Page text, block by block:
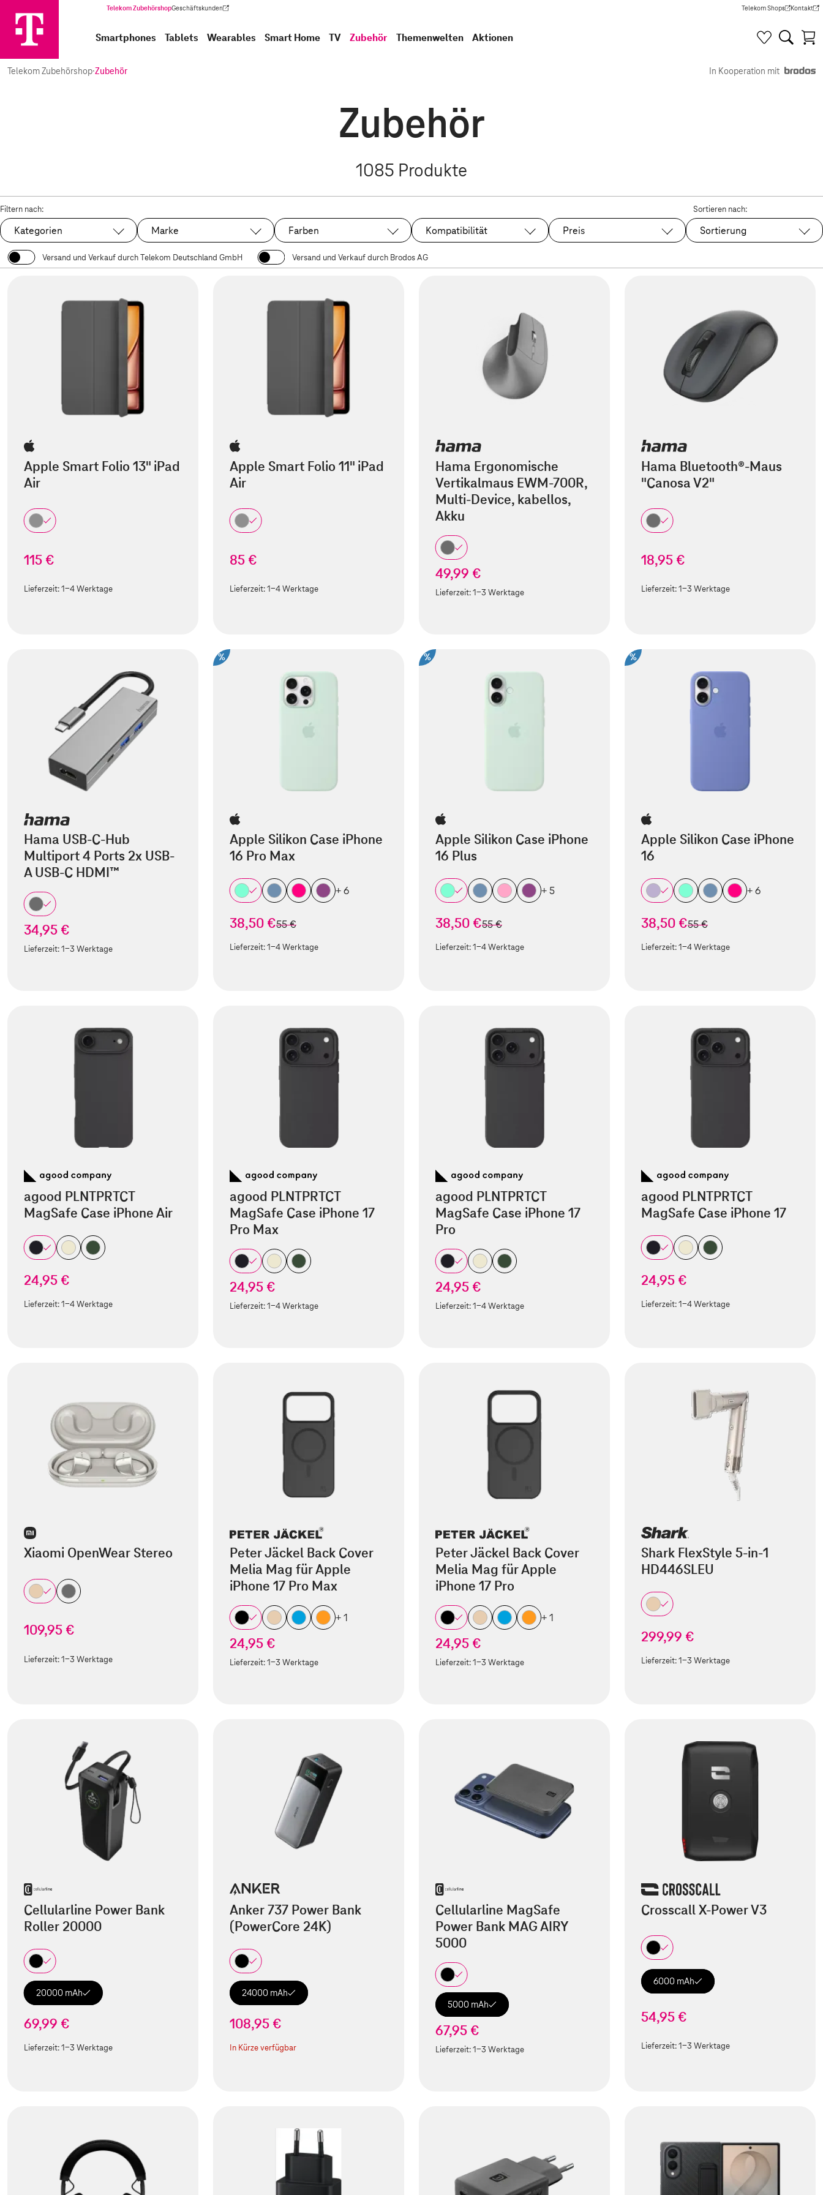
Telekom ZubehörshopGeschäftskunden
(Wird in einem neuen Tab geöffnet) Telekom Shops
(Wird in einem neuen Tab
Kontakt
(Wird in
Smartphones Tablets Wearables Smart Home TV Zubehör Themenwelten Aktionen
Telekom Zubehörshop·Zubehör In Kooperation mit
Zubehör
1085 Produkte
Filtern nach:
Kategorien Marke Farben Kompatibilität Preis
Sortieren nach:
Sortierung
Versand und Verkauf durch Telekom Deutschland GmbH Versand und Verkauf durch Brodos AG
Apple Smart Folio 13" iPad
Air
115 €
Lieferzeit:1-4 Werktage
Apple Smart Folio 11" iPad
Air
85 €
Lieferzeit:1-4 Werktage
Hama Ergonomische
Vertikalmaus EWM-700R,
Multi-Device, kabellos,
Akku
49,99 €
Lieferzeit:1-3 Werktage
Hama Bluetooth®-Maus
"Canosa V2"
18,95 €
Lieferzeit:1-3 Werktage
Hama USB-C-Hub
Multiport 4 Ports 2x USB-
A USB-C HDMI™
34,95 €
Lieferzeit:1-3 Werktage
%
Apple Silikon Case iPhone
16 Pro Max
+ 6
38,50 €statt
55 €
Lieferzeit:1-4 Werktage
%
Apple Silikon Case iPhone
16 Plus
+ 5
38,50 €statt
55 €
Lieferzeit:1-4 Werktage
%
Apple Silikon Case iPhone
16
+ 6
38,50 €statt
55 €
Lieferzeit:1-4 Werktage
agood PLNTPRTCT
MagSafe Case iPhone Air
24,95 €
Lieferzeit:1-4 Werktage
agood PLNTPRTCT
MagSafe Case iPhone 17
Pro Max
24,95 €
Lieferzeit:1-4 Werktage
agood PLNTPRTCT
MagSafe Case iPhone 17
Pro
24,95 €
Lieferzeit:1-4 Werktage
agood PLNTPRTCT
MagSafe Case iPhone 17
24,95 €
Lieferzeit:1-4 Werktage
Xiaomi OpenWear Stereo
109,95 €
Lieferzeit:1-3 Werktage
Peter Jäckel Back Cover
Melia Mag für Apple
iPhone 17 Pro Max
+ 1
24,95 €
Lieferzeit:1-3 Werktage
Peter Jäckel Back Cover
Melia Mag für Apple
iPhone 17 Pro
+ 1
24,95 €
Lieferzeit:1-3 Werktage
Shark FlexStyle 5-in-1
HD446SLEU
299,99 €
Lieferzeit:1-3 Werktage
Cellularline Power Bank
Roller 20000
20000 mAh
69,99 €
Lieferzeit:1-3 Werktage
Anker 737 Power Bank
(PowerCore 24K)
24000 mAh
108,95 €
In Kürze verfügbar
Cellularline MagSafe
Power Bank MAG AIRY
5000
5000 mAh
67,95 €
Lieferzeit:1-3 Werktage
Crosscall X-Power V3
6000 mAh
54,95 €
Lieferzeit:1-3 Werktage